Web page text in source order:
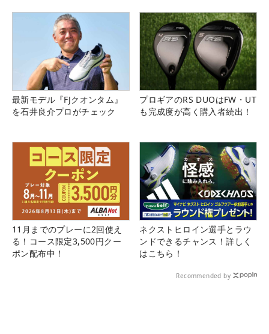
最新モデル『FJクオンタム』
を石井良介プロがチェック
プロギアのRS DUOはFW・UT
も完成度が高く購入者続出！
11月までのプレーに2回使え
る！コース限定3,500円クー
ポン配布中！
ネクストヒロイン選手とラウ
ンドできるチャンス！詳しく
はこちら！
Recommended by